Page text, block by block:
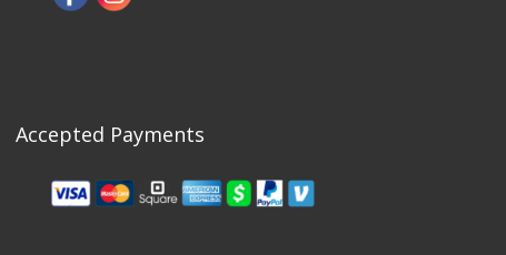
Accepted Payments